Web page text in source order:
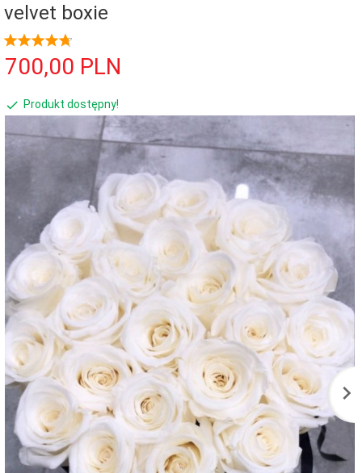
velvet boxie
700,00 PLN
Produkt dostępny!